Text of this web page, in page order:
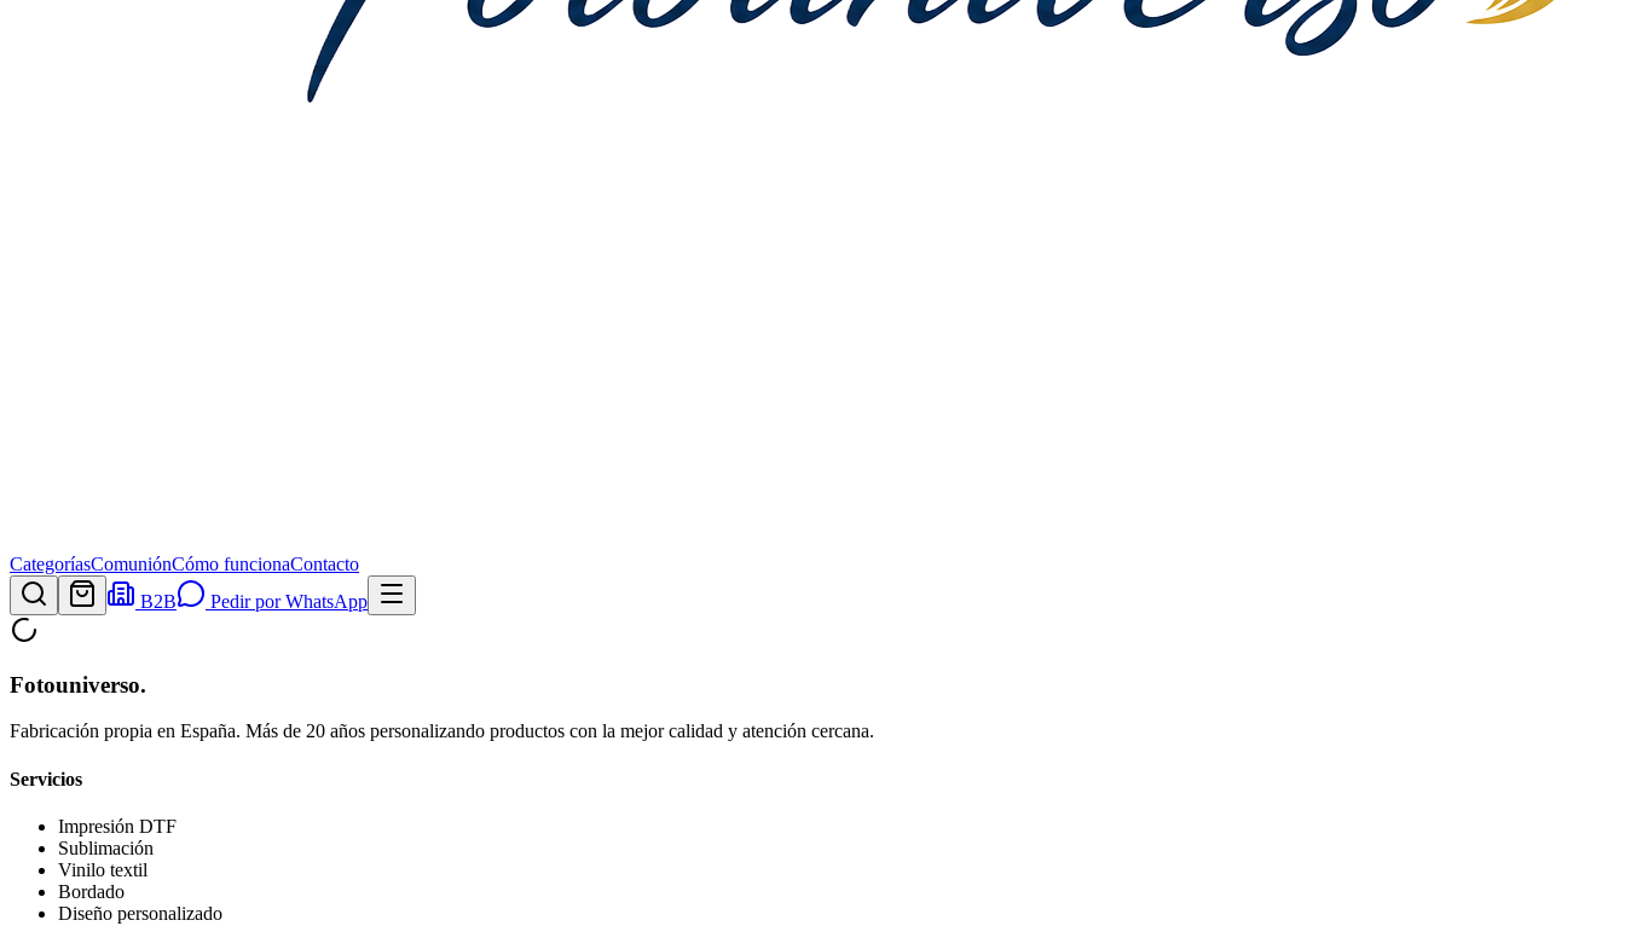
CategoríasComuniónCómo funcionaContacto
B2B
Pedir por WhatsApp
Fotouniverso.
Fabricación propia en España. Más de 20 años personalizando productos con la mejor calidad y atención cercana.
Servicios
Impresión DTF
Sublimación
Vinilo textil
Bordado
Diseño personalizado